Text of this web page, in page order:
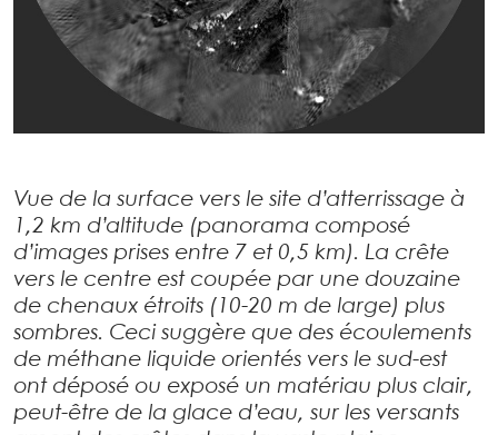
Vue de la surface vers le site d’atterrissage à
1,2 km d’altitude (panorama composé
d’images prises entre 7 et 0,5 km). La crête
vers le centre est coupée par une douzaine
de chenaux étroits (10-20 m de large) plus
sombres. Ceci suggère que des écoulements
de méthane liquide orientés vers le sud-est
ont déposé ou exposé un matériau plus clair,
peut-être de la glace d’eau, sur les versants